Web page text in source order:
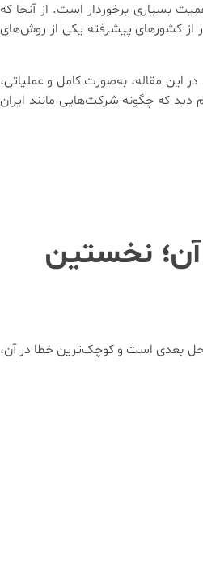
بسیاری برخوردار است. از آنجا که
از کشورهای پیشرفته یکی از روش‌های
مقاله، به‌صورت کامل و عملیاتی،
که چگونه شرکت‌هایی مانند ایران
نخستین
بعدی است و کوچک‌ترین خطا در آن،